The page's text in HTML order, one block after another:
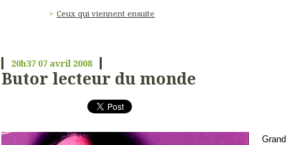
Ceux qui viennent ensuite
20h37 07 avril 2008
Butor lecteur du monde
Grand